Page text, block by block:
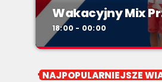
Wakacyjny Mix
18:00 - 00:00
Wakacyjny Mix
NAJPOPULARNIEJSZE